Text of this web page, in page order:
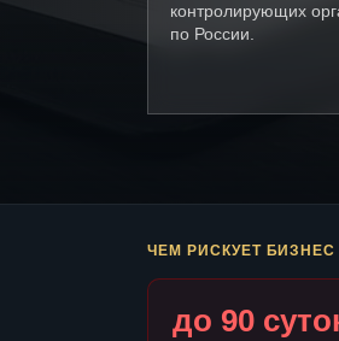
контролирующих
по России.
ЧЕМ РИСКУЕТ
до 90